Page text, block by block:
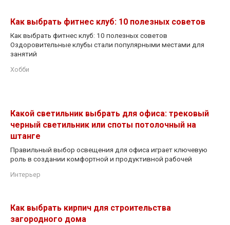
Как выбрать фитнес клуб: 10 полезных советов
Как выбрать фитнес клуб: 10 полезных советов
Оздоровительные клубы стали популярными местами для
занятий
Хобби
Какой светильник выбрать для офиса: трековый
черный светильник или споты потолочный на
штанге
Правильный выбор освещения для офиса играет ключевую
роль в создании комфортной и продуктивной рабочей
Интерьер
Как выбрать кирпич для строительства
загородного дома